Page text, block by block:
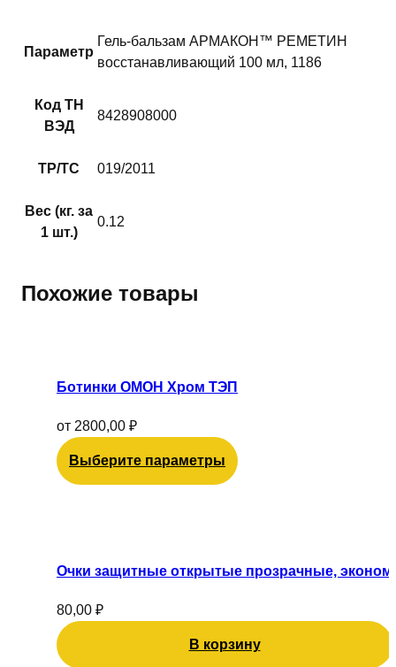
Параметр
Гель-бальзам АРМАКОН™ РЕМЕТИН
восстанавливающий 100 мл, 1186
Код ТН
ВЭД
8428908000
ТР/ТС 019/2011
Вес (кг. за
1 шт.)
0.12
Похожие товары
Ботинки ОМОН Хром ТЭП
от 2800,00 ₽
Выберите параметры
имеет
вариаций.
Опции
можно
выбрать
Очки защитные открытые прозрачные, эконом
80,00 ₽
В корзину